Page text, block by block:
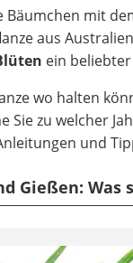
Bäumchen mit
aus
ein
wo halten
Sie zu welcher
und
Gießen: